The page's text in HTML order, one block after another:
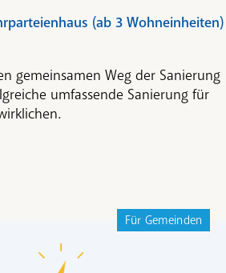
(ab 3 Wohneinheiten)
gemeinsamen Weg der Sanierung
umfassende Sanierung für
Für Gemeinden